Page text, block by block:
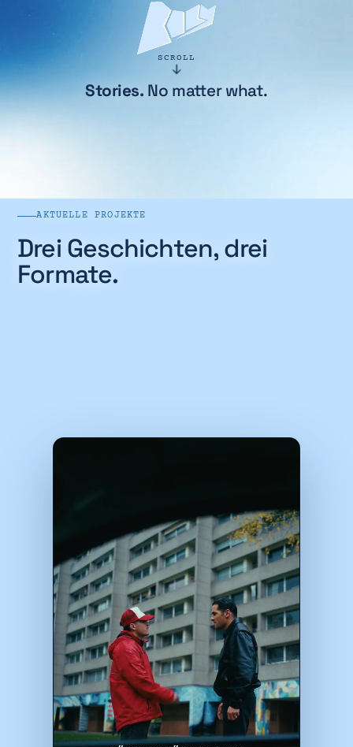
Stories. No matter what.
SCROLL
AKTUELLE PROJEKTE
Drei Geschichten, drei
Formate.